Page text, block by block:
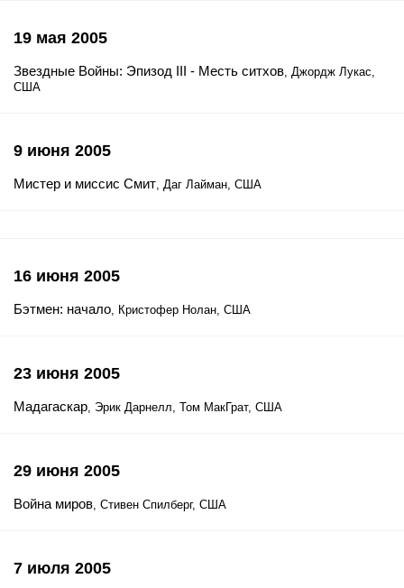
19 мая 2005
Звездные Войны: Эпизод III - Месть ситхов, Джордж Лукас,
США
9 июня 2005
Мистер и миссис Смит, Даг Лайман, США
16 июня 2005
Бэтмен: начало, Кристофер Нолан, США
23 июня 2005
Мадагаскар, Эрик Дарнелл, Том МакГрат, США
29 июня 2005
Война миров, Стивен Спилберг, США
7 июля 2005